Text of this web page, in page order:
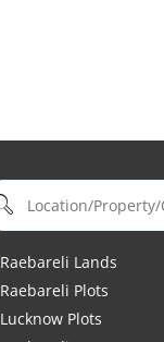
Raebareli Lands
Raebareli Plots
Lucknow Plots